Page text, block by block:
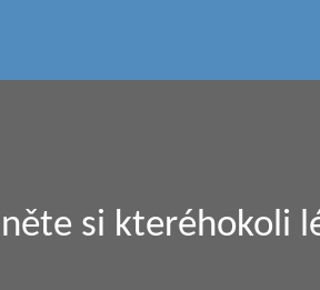
si kteréhokoli